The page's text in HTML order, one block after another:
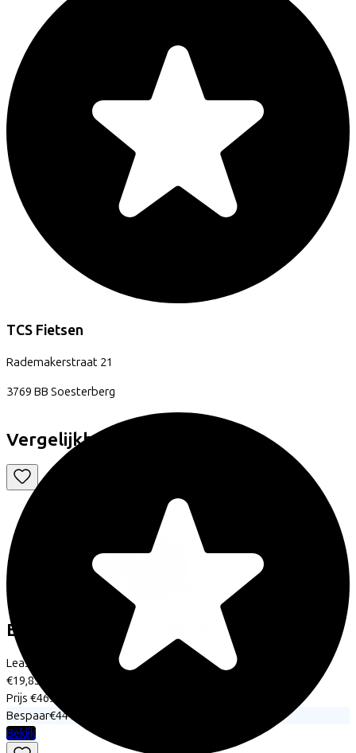
TCS Fietsen
Rademakerstraat 21
3769 BB Soesterberg
Vergelijkbare fietsen
Excelsior Road Cruiser Alu ND
Leaseprijs p/m vanaf
€19,85
Prijs €469,95
Bespaar€441,83
Bekijk